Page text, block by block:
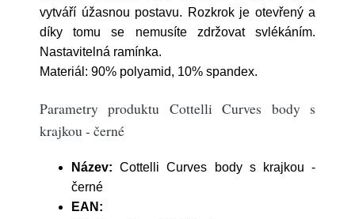
vytváří úžasnou postavu. Rozkrok je otevřený a
díky tomu se nemusíte zdržovat svlékáním.
Nastavitelná ramínka.
Materiál: 90% polyamid, 10% spandex.
Parametry produktu Cottelli Curves body s
krajkou - černé
Název: Cottelli Curves body s krajkou -
černé
EAN: